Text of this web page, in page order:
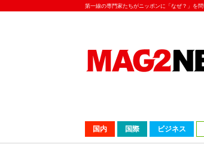
第一線の専門家たちがニッポンに「なぜ？」を
国内 国際 ビジネス